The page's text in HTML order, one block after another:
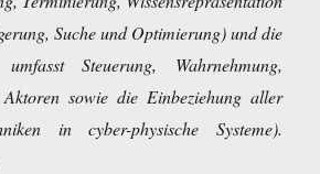
Suche und Optimierung) und die
Steuerung, Wahrnehmung,
sowie die Einbeziehung aller
in cyber-physische Systeme).